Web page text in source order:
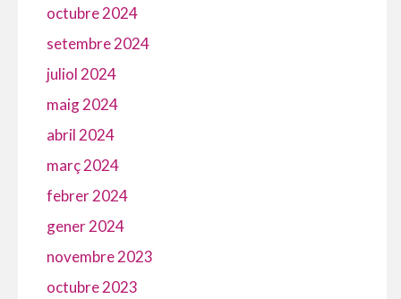
octubre 2024
setembre 2024
juliol 2024
maig 2024
abril 2024
març 2024
febrer 2024
gener 2024
novembre 2023
octubre 2023